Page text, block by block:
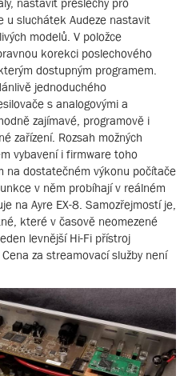
u sluchátek Audeze nastavit
modelů. V položce
korekci poslechového
dostupným programem.
jednoduchého
s analogovými a
zajímavé, programově i
zařízení. Rozsah možných
vybavení i firmware toho
na dostatečném výkonu počítače
v něm probíhají v reálném
na Ayre EX-8. Samozřejmostí je,
které v časově neomezené
levnější Hi-Fi přístroj
za streamovací služby není